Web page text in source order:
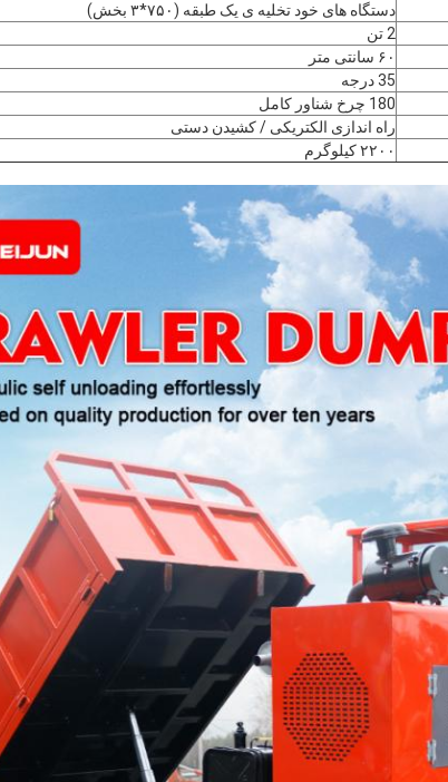
ارسال
دستگاه های خود تخلیه ی یک طبقه (۷۵۰*۳ بخش)
2 تن
۶۰ سانتی متر
35 درجه
180 چرخ شناور کامل
راه اندازی الکتریکی / کشیدن دستی
۲۲۰۰ کیلوگرم